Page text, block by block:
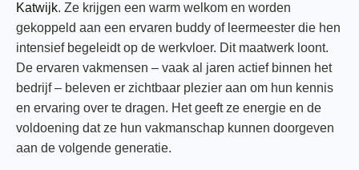
Katwijk. Ze krijgen een warm welkom en worden
gekoppeld aan een ervaren buddy of leermeester die hen
intensief begeleidt op de werkvloer. Dit maatwerk loont.
De ervaren vakmensen – vaak al jaren actief binnen het
bedrijf – beleven er zichtbaar plezier aan om hun kennis
en ervaring over te dragen. Het geeft ze energie en de
voldoening dat ze hun vakmanschap kunnen doorgeven
aan de volgende generatie.